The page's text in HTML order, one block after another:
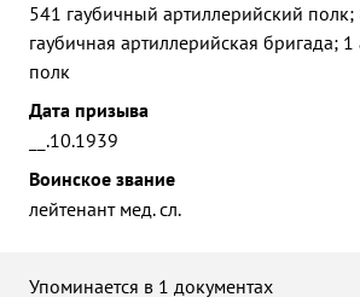
541 гаубичный артиллерийский полк;
гаубичная артиллерийская бригада;
полк
Дата призыва
__.10.1939
Воинское звание
лейтенант мед. сл.
Упоминается в 1 документах